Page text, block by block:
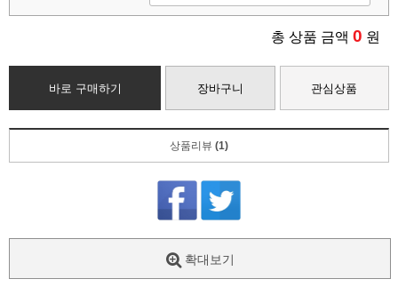
총 상품 금액 0 원
바로 구매하기 장바구니 관심상품
상품리뷰 (1)
확대보기